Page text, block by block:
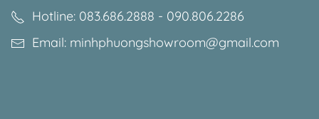
Hotline: 083.686.2888 - 090.806.2286
Email: minhphuongshowroom@gmail.com